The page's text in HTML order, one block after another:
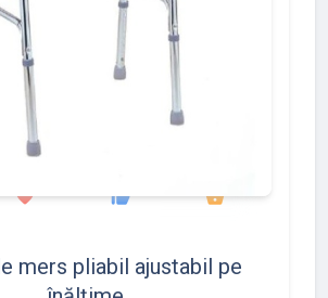
favorite thumb_up shopping_basket
mers pliabil ajustabil pe